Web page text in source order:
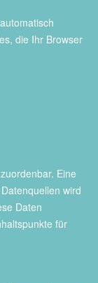
die Ihr Browser
Eine
wird
Daten
für